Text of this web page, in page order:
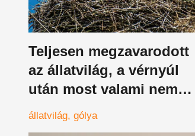
Teljesen megzavarodott
az állatvilág, a vérnyúl
után most valami nem
odaillőt fotóztak egy
gólyafészekben
állatvilág gólya